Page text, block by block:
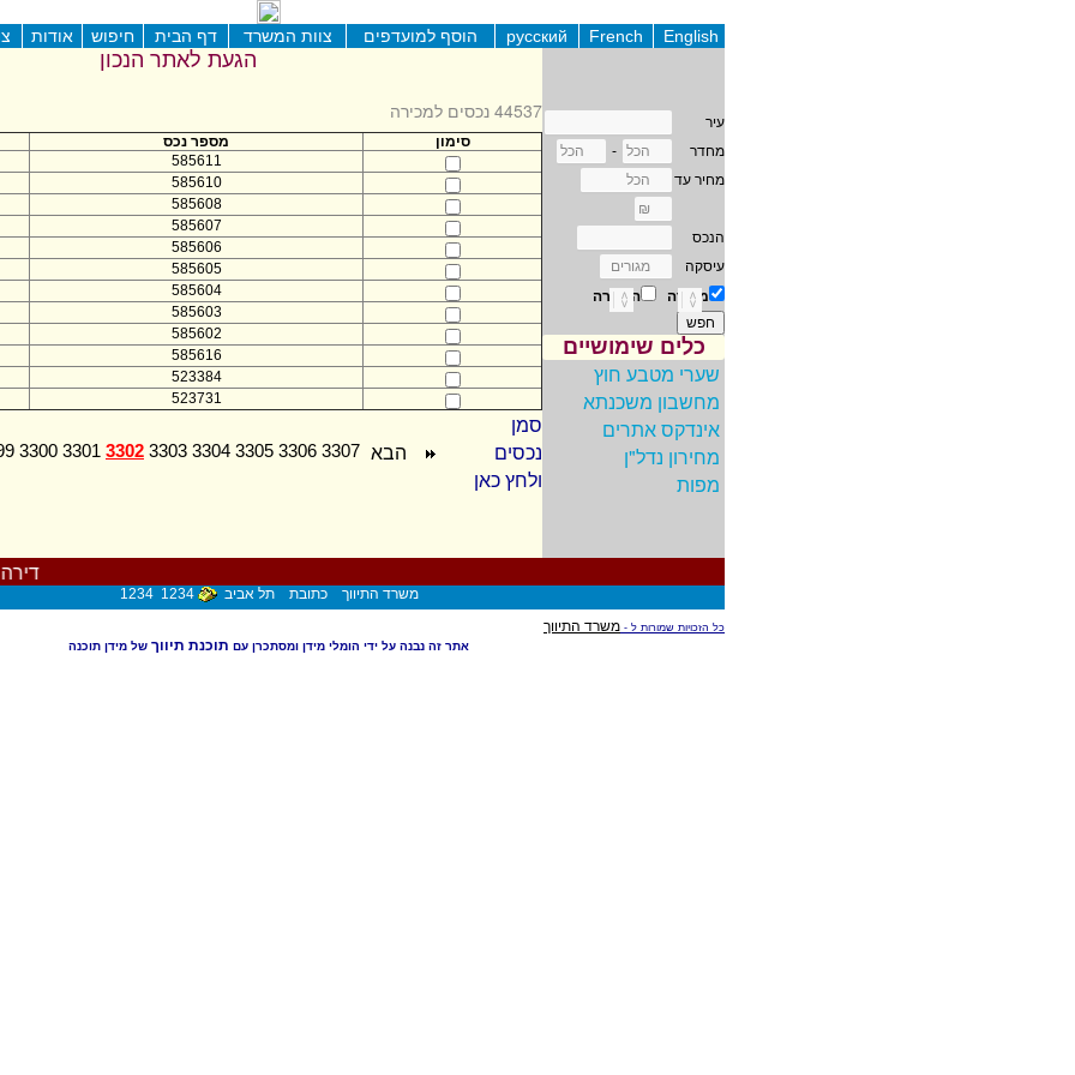
English
French
русский הוסף למועדפים צוות המשרד דף הבית חיפוש אודות
עיר
מחדר
-
מחיר עד
הנכס
עיסקה
מכירה
השכרה
כלים שימושיים
שערי מטבע חוץ
מחשבון משכנתא
אינדקס אתרים
מחירון נדל"ן
מפות
הגעת לאתר הנכון
44537 נכסים למכירה
סימון מספר נכס
585611
585610
585608
585607
585606
585605
585604
585603
585602
585616
523384
523731
3300 3301 3302 3303 3304 3305 3306 3307 הבא
סמן
נכסים
ולחץ כאן
דירה
משרד התיווך כתובת תל אביב 1234 1234
כל הזכויות שמורות ל - משרד התיווך
אתר זה נבנה על ידי הומלי מידן ומסתכרן עם תוכנת תיווך של מידן תוכנה